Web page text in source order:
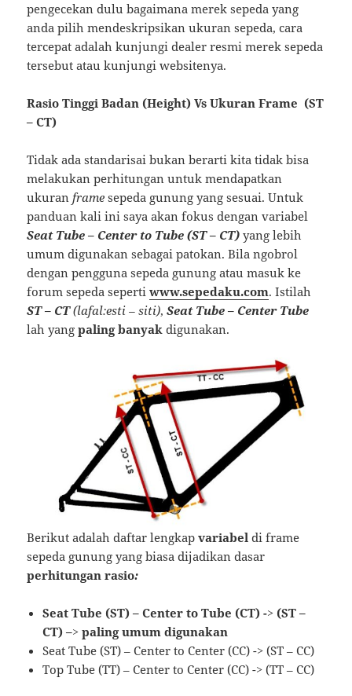
pengecekan dulu bagaimana merek sepeda yang
anda pilih mendeskripsikan ukuran sepeda, cara
tercepat adalah kunjungi dealer resmi merek sepeda
tersebut atau kunjungi websitenya.
Rasio Tinggi Badan (Height) Vs Ukuran Frame (ST
– CT)
Tidak ada standarisai bukan berarti kita tidak bisa
melakukan perhitungan untuk mendapatkan
ukuranframesepeda gunung yang sesuai. Untuk
panduan kali ini saya akan fokus dengan variabel
Seat Tube – Center to Tube (ST – CT) yang lebih
umum digunakan sebagai patokan. Bila ngobrol
dengan pengguna sepeda gunung atau masuk ke
forum sepeda sepertiwww.sepedaku.com. Istilah
ST – CT(lafal:esti – siti),Seat Tube – Center Tube
lah yang paling banyak digunakan.
Berikut adalah daftar lengkapvariabeldi frame
sepeda gunung yang biasa dijadikan dasar
perhitungan rasio:
Seat Tube (ST) – Center to Tube (CT) -> (ST –
CT) –> paling umum digunakan
Seat Tube (ST) – Center to Center (CC) -> (ST – CC)
Top Tube (TT) – Center to Center (CC) -> (TT – CC)